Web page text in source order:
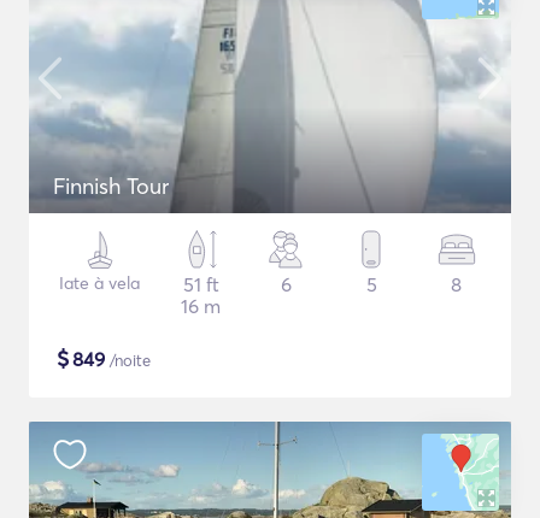
Finnish Tour
Iate à vela
51 ft
16 m
6 5 8
$849 /noite